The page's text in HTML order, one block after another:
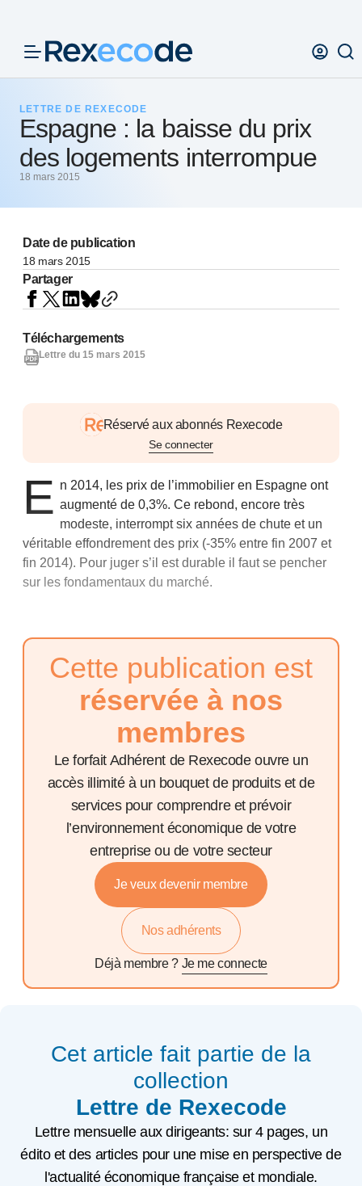
LETTRE DE REXECODE
Espagne : la baisse du prix
des logements interrompue
18 mars 2015
Date de publication
18 mars 2015
Partager
Réservé aux abonnés Rexecode
Se connecter
E n 2014, les prix de l’immobilier en Espagne ont
augmenté de 0,3%. Ce rebond, encore très
modeste, interrompt six années de chute et un
véritable effondrement des prix (-35% entre fin 2007 et
fin 2014). Pour juger s’il est durable il faut se pencher
sur les fondamentaux du marché.
Cette publication est
réservée à nos
membres
Le forfait Adhérent de Rexecode ouvre un
accès illimité à un bouquet de produits et de
services pour comprendre et prévoir
l’environnement économique de votre
entreprise ou de votre secteur
Je veux devenir membre
Nos adhérents
Déjà membre ? Je me connecte
Téléchargements
Lettre du 15 mars 2015
Cet article fait partie de la
collection
Lettre de Rexecode
Lettre mensuelle aux dirigeants: sur 4 pages, un
édito et des articles pour une mise en perspective de
l'actualité économique française et mondiale.